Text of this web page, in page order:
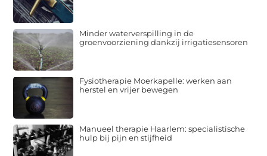
Minder waterverspilling in de
groenvoorziening dankzij irrigatiesensoren
Fysiotherapie Moerkapelle: werken aan
herstel en vrijer bewegen
Manueel therapie Haarlem: specialistische
hulp bij pijn en stijfheid